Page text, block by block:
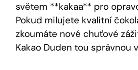
světem ⁣**kakaa** pro‍
Pokud milujete‍ kvalitní
zkoumáte nové chuťové
Kakao Duden tou správnou